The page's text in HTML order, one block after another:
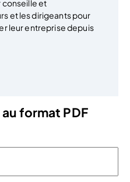
conseille et
et les dirigeants pour
leur entreprise depuis
format PDF